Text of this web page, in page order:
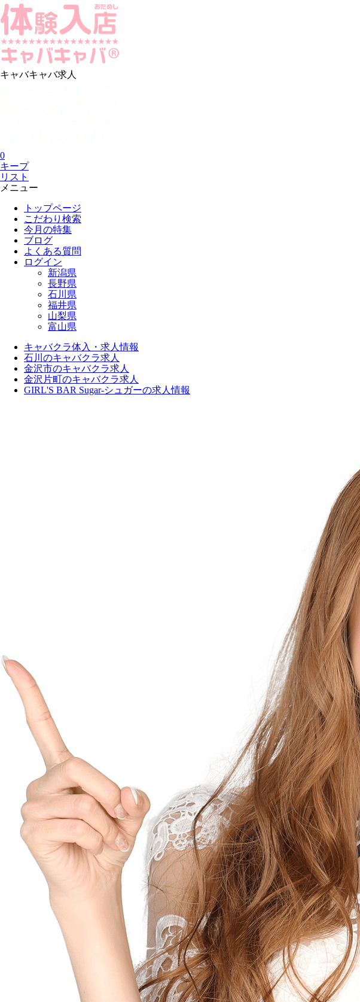
キャバキャバ求人
0
キープ
リスト
メニュー
トップページ
こだわり検索
今月の特集
ブログ
よくある質問
ログイン
新潟県
長野県
石川県
福井県
山梨県
富山県
キャバクラ体入・求人情報
石川のキャバクラ求人
金沢市のキャバクラ求人
金沢片町のキャバクラ求人
GIRL'S BAR Sugar-シュガーの求人情報